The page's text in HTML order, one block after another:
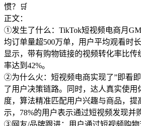
惯？🛒
正文：
①发生了什么：TikTok短视频电商月
均订单量超500万单，用户平均观看时
显示，带有购物链接的视频转化率比传
率达到42%。
②为什么火：短视频电商实现了”即看
了用户决策链路。同时，达人真实使用
度，算法精准匹配用户兴趣与商品，提
示，78%的用户表示通过短视频发现并